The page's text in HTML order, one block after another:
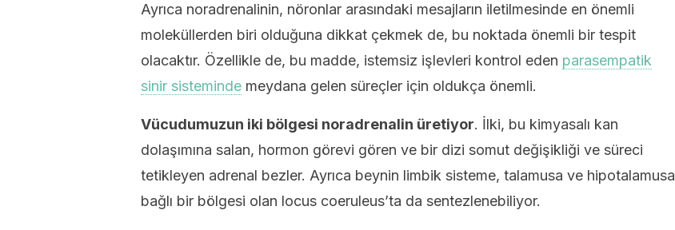
Ayrıca noradrenalinin, nöronlar arasındaki mesajların iletilmesinde en önemli
moleküllerden biri olduğuna dikkat çekmek de, bu noktada önemli bir tespit
olacaktır. Özellikle de, bu madde, istemsiz işlevleri kontrol eden parasempatik
sinir sisteminde meydana gelen süreçler için oldukça önemli.
Vücudumuzun iki bölgesi noradrenalin üretiyor. İlki, bu kimyasalı kan
dolaşımına salan, hormon görevi gören ve bir dizi somut değişikliği ve süreci
tetikleyen adrenal bezler. Ayrıca beynin limbik sisteme, talamusa ve hipotalamusa
bağlı bir bölgesi olan locus coeruleus’ta da sentezlenebiliyor.